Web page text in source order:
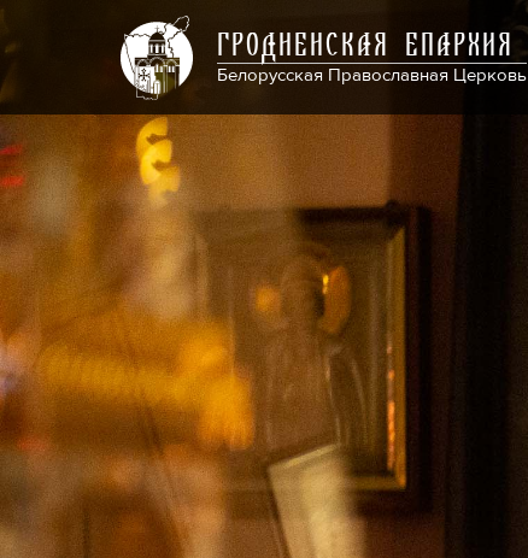
ГРОДНЕНСКАЯ ЕПАРХИЯ
Белорусская Православная Церковь